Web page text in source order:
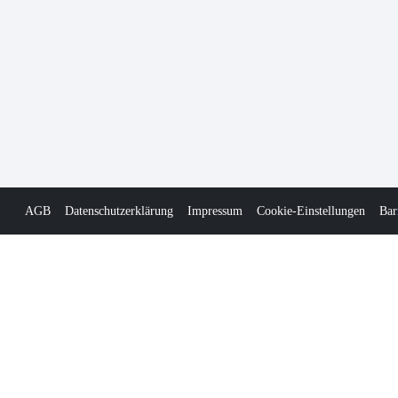
AGB Datenschutzerklärung Impressum Cookie-Einstellungen